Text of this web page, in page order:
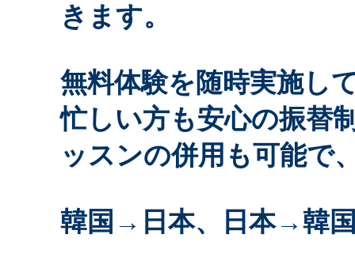
きます。
無料体験を随時実施し
忙しい方も安心の振替
ッスンの併用も可能で
韓国→日本、日本→韓